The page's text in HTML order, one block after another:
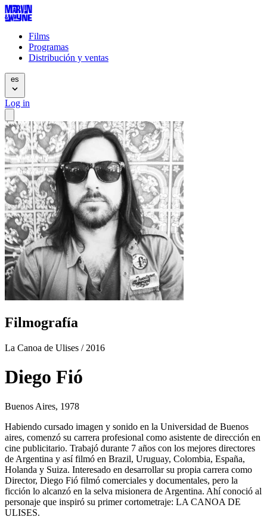
Films
Programas
Distribución y ventas
es
Log in
Filmografía
La Canoa de Ulises / 2016
Diego Fió
Buenos Aires, 1978
Habiendo cursado imagen y sonido en la Universidad de Buenos
aires, comenzó su carrera profesional como asistente de dirección en
cine publicitario. Trabajó durante 7 años con los mejores directores
de Argentina y así filmó en Brazil, Uruguay, Colombia, España,
Holanda y Suiza. Interesado en desarrollar su propia carrera como
Director, Diego Fió filmó comerciales y documentales, pero la
ficción lo alcanzó en la selva misionera de Argentina. Ahí conoció al
personaje que inspiró su primer cortometraje: LA CANOA DE
ULISES.